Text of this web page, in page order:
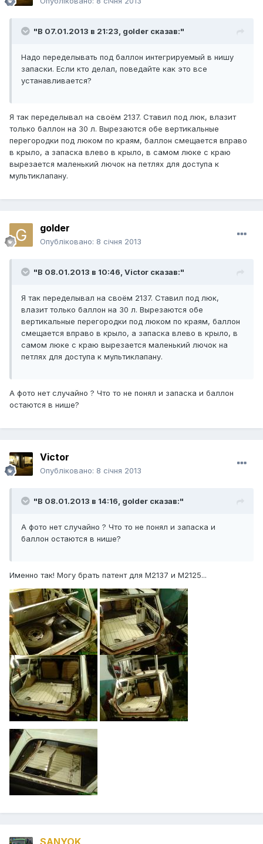
"В 07.01.2013 в 21:23, golder сказав:"
Надо переделывать под баллон интегрируемый в нишу
запаски. Если кто делал, поведайте как это все
устанавливается?
Я так переделывал на своём 2137. Ставил под люк, влазит
только баллон на 30 л. Вырезаются обе вертикальные
перегородки под люком по краям, баллон смещается вправо
в крыло, а запаска влево в крыло, в самом люке с краю
вырезается маленький лючок на петлях для доступа к
мультиклапану.
golder
Опубліковано: 8 січня 2013
"В 08.01.2013 в 10:46, Victor сказав:"
Я так переделывал на своём 2137. Ставил под люк,
влазит только баллон на 30 л. Вырезаются обе
вертикальные перегородки под люком по краям, баллон
смещается вправо в крыло, а запаска влево в крыло, в
самом люке с краю вырезается маленький лючок на
петлях для доступа к мультиклапану.
А фото нет случайно ? Что то не понял и запаска и баллон
остаются в нише?
Victor
Опубліковано: 8 січня 2013
"В 08.01.2013 в 14:16, golder сказав:"
А фото нет случайно ? Что то не понял и запаска и
баллон остаются в нише?
Именно так! Могу брать патент для М2137 и М2125...